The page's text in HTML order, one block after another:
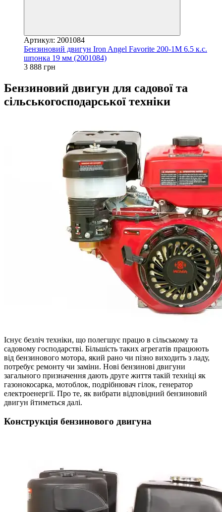
Артикул: 2001084
Бензиновий двигун Iron Angel Favorite 200-1M 6.5 к.с.
шпонка 19 мм (2001084)
3 888 грн
Бензиновий двигун для садової та
сільськогосподарської техніки
Існує безліч техніки, що полегшує працю в сільському та
садовому господарстві. Більшість таких агрегатів працюють
від бензинового мотора, який рано чи пізно виходить з ладу,
потребує ремонту чи заміни. Нові бензинові двигуни
загального призначення дають друге життя такій техніці як
газонокосарка, мотоблок, подрібнювач гілок, генератор
електроенергії. Про те, як вибрати відповідний бензиновий
двигун йтиметься далі.
Конструкція бензинового двигуна